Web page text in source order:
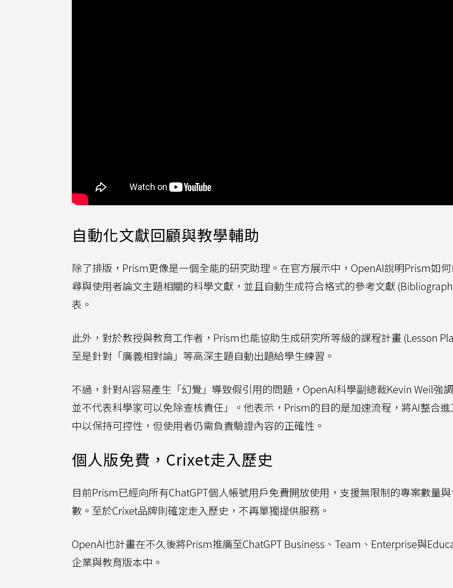
自動化文獻回顧與教學輔助
除了排版，Prism更像是一個全能的研究助理。在官方展示中，OpenAI說明Prism如
尋與使用者論文主題相關的科學文獻，並且自動生成符合格式的參考文獻
表。
此外，對於教授與教育工作者，Prism也能協助生成研究所等級的課程計畫 (Lesson
至是針對「廣義相對論」等高深主題自動出題給學生練習。
不過，針對AI容易產生「幻覺」導致假引用的問題，OpenAI科學副總裁Kevin Weil強
並不代表科學家可以免除查核責任」。他表示，Prism的目的是加速流程，將AI整合
中以保持可控性，但使用者仍需負責驗證內容的正確性。
個人版免費，Crixet走入歷史
目前Prism已經向所有ChatGPT個人帳號用戶免費開放使用，支援無限制的專案數量
數。至於Crixet品牌則確定走入歷史，不再單獨提供服務。
OpenAI也計畫在不久後將Prism推廣至ChatGPT Business、Team、Enterprise與
企業與教育版本中。